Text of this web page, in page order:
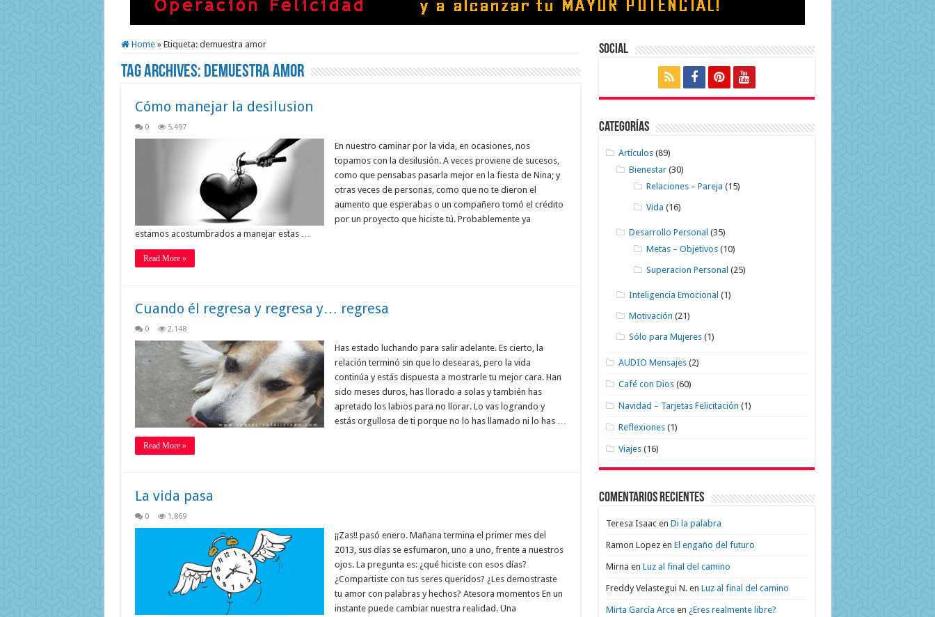
Home » Etiqueta: demuestra amor
Tag Archives: demuestra amor
Cómo manejar la desilusion
0 5,497
En nuestro caminar por la vida, en ocasiones, nos
topamos con la desilusión. A veces proviene de sucesos,
como que pensabas pasarla mejor en la fiesta de Nina; y
otras veces de personas, como que no te dieron el
aumento que esperabas o un compañero tomó el crédito
por un proyecto que hiciste tú. Probablemente ya
estamos acostumbrados a manejar estas …
Read More »
Cuando él regresa y regresa y… regresa
0 2,148
Has estado luchando para salir adelante. Es cierto, la
relación terminó sin que lo desearas, pero la vida
continúa y estás dispuesta a mostrarle tu mejor cara. Han
sido meses duros, has llorado a solas y también has
apretado los labios para no llorar. Lo vas logrando y
estás orgullosa de ti porque no lo has llamado ni lo has …
Read More »
La vida pasa
0 1,869
¡¡Zas!! pasó enero. Mañana termina el primer mes del
2013, sus días se esfumaron, uno a uno, frente a nuestros
ojos. La pregunta es: ¿qué hiciste con esos días?
¿Compartiste con tus seres queridos? ¿Les demostraste
tu amor con palabras y hechos? Atesora momentos En un
instante puede cambiar nuestra realidad. Una
Social
Categorías
Artículos (89)
Bienestar (30)
Relaciones – Pareja (15)
Vida (16)
Desarrollo Personal (35)
Metas – Objetivos (10)
Superacion Personal (25)
Inteligencia Emocional (1)
Motivación (21)
Sólo para Mujeres (1)
AUDIO Mensajes (2)
Café con Dios (60)
Navidad – Tarjetas Felicitación (1)
Reflexiones (1)
Viajes (16)
Comentarios recientes
Teresa Isaacen Di la palabra
Ramon Lopezen El engaño del futuro
Mirna en Luz al final del camino
Freddy Velastegui N.en Luz al final del camino
Mirta García Arceen ¿Eres realmente libre?